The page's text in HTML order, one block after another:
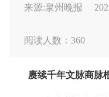
来源:泉州晚报
阅读人数： 360
赓续千年文脉商脉